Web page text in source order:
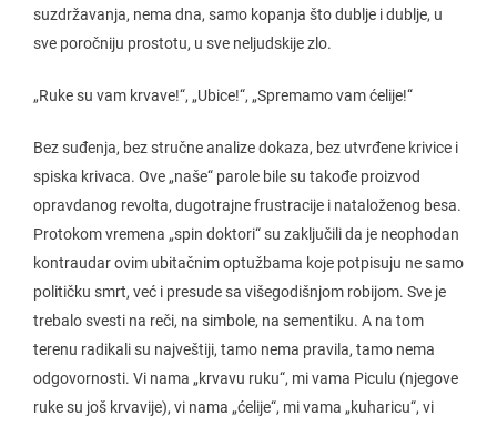
suzdržavanja, nema dna, samo kopanja što dublje i dublje, u
sve poročniju prostotu, u sve neljudskije zlo.
„Ruke su vam krvave!“, „Ubice!“, „Spremamo vam ćelije!“
Bez suđenja, bez stručne analize dokaza, bez utvrđene krivice i
spiska krivaca. Ove „naše“ parole bile su takođe proizvod
opravdanog revolta, dugotrajne frustracije i nataloženog besa.
Protokom vremena „spin doktori“ su zaključili da je neophodan
kontraudar ovim ubitačnim optužbama koje potpisuju ne samo
političku smrt, već i presude sa višegodišnjom robijom. Sve je
trebalo svesti na reči, na simbole, na sementiku. A na tom
terenu radikali su najveštiji, tamo nema pravila, tamo nema
odgovornosti. Vi nama „krvavu ruku“, mi vama Piculu (njegove
ruke su još krvavije), vi nama „ćelije“, mi vama „kuharicu“, vi